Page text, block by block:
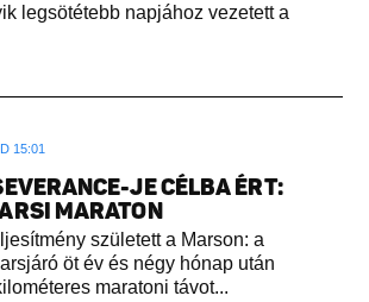
legsötétebb napjához vezetett a
15:01
JE CÉLBA ÉRT:
MARATON
született a Marson: a
öt év és négy hónap után
maratoni távot...